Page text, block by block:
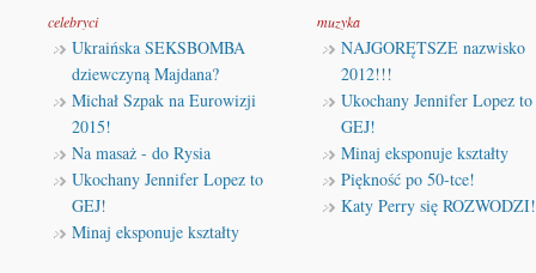
celebryci
Ukraińska SEKSBOMBA
dziewczyną Majdana?
Michał Szpak na Eurowizji
2015!
Na masaż - do Rysia
Ukochany Jennifer Lopez to
GEJ!
Minaj eksponuje kształty
muzyka
NAJGORĘTSZE nazwisko
2012!!!
Ukochany Jennifer Lopez to
GEJ!
Minaj eksponuje kształty
Piękność po 50-tce!
Katy Perry się ROZWODZI!